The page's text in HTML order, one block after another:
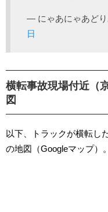
— にゃあにゃあどり
日
横転事故現場付近（
図
以下、トラックが横転し
の地図（Googleマップ）。